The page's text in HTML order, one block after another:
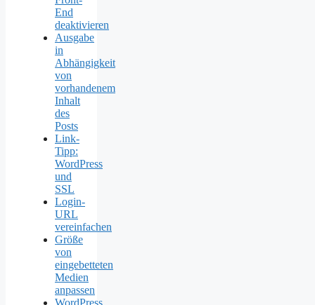
End
deaktivieren
Ausgabe
in
Abhängigkeit
von
vorhandenem
Inhalt
des
Posts
Link-
Tipp:
WordPress
und
SSL
Login-
URL
vereinfachen
Größe
von
eingebetteten
Medien
anpassen
WordPress